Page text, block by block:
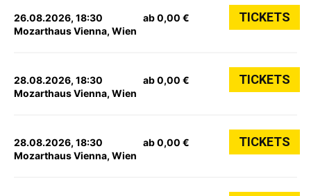
26.08.2026, 18:30
Mozarthaus Vienna, Wien
ab 0,00 € TICKETS
28.08.2026, 18:30
Mozarthaus Vienna, Wien
ab 0,00 € TICKETS
28.08.2026, 18:30
Mozarthaus Vienna, Wien
ab 0,00 € TICKETS